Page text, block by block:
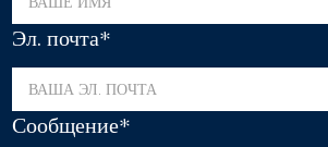
Эл. почта*
Сообщение*